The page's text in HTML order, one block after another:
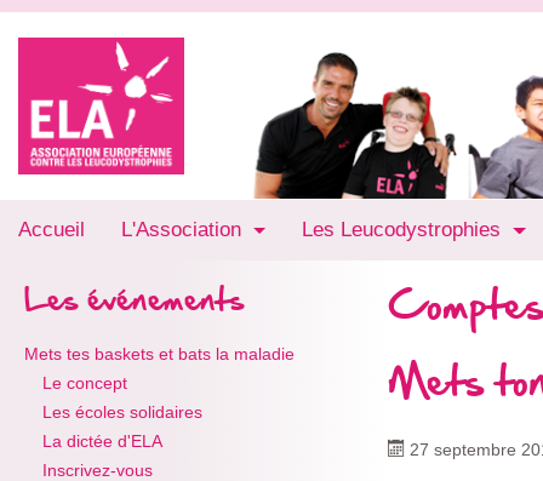
Accueil L'Association Les Leucodystrophies
Les événements
Mets tes baskets et bats la maladie
Le concept
Les écoles solidaires
La dictée d'ELA
Inscrivez-vous
Mets
27 septembre